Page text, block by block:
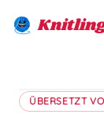
ÜBERSETZT